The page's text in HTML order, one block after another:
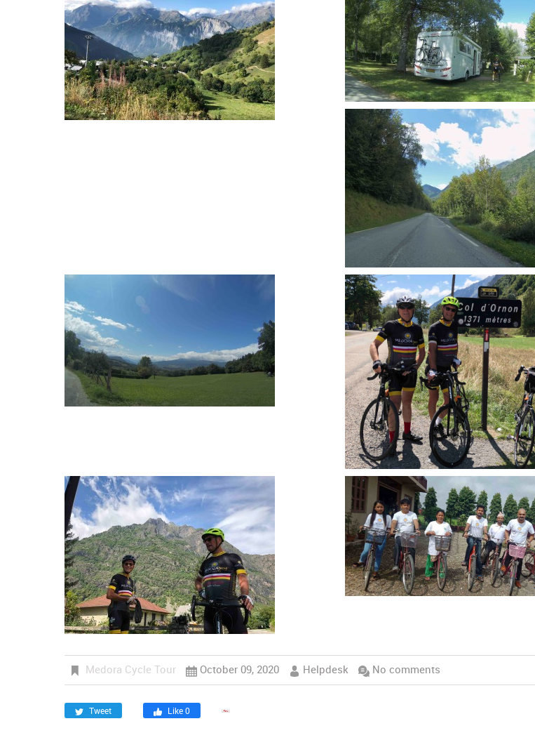
Medora Cycle Tour October 09, 2020 Helpdesk No comments
Tweet Like 0